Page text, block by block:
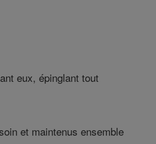
eux, épinglant tout
et maintenus ensemble